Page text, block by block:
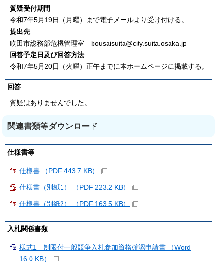
質疑受付期間
令和7年5月19日（月曜）まで電子メールより受け付ける。
提出先
吹田市総務部危機管理室 bousaisuita@city.suita.osaka.jp
回答予定日及び回答方法
令和7年5月20日（火曜）正午までに本ホームページに掲載する。
回答
質疑はありませんでした。
関連書類等ダウンロード
仕様書等
仕様書 （PDF 443.7 KB）
仕様書（別紙1） （PDF 223.2 KB）
仕様書（別紙2） （PDF 163.5 KB）
入札関係書類
様式1 制限付一般競争入札参加資格確認申請書 （Word
16.0 KB）